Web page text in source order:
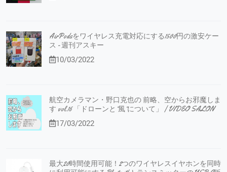
AirPodsをワイヤレス充電対応にする1500円の激安ケー
ス - 週刊アスキー
10/03/2022
航空カメラマン・野口克也の 前略、空からお邪魔しま
す vol.16 「ドローンと”風”について」 | VIDEO SALON
17/03/2022
最大20時間使用可能！2つのワイヤレスイヤホンを同時